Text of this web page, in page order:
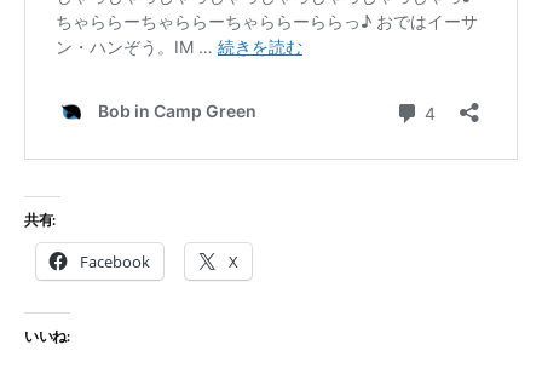
共有:
Facebook X
いいね: